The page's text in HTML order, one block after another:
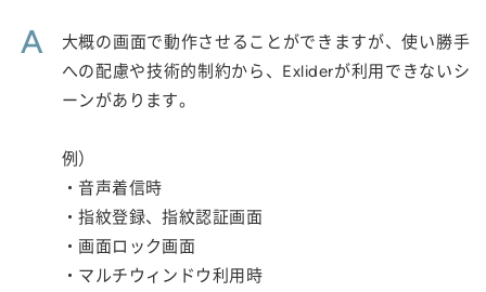
A
大概の画面で動作させることができますが、使い勝手
への配慮や技術的制約から、Exliderが利用できないシ
ーンがあります。
例）
・音声着信時
・指紋登録、指紋認証画面
・画面ロック画面
・マルチウィンドウ利用時